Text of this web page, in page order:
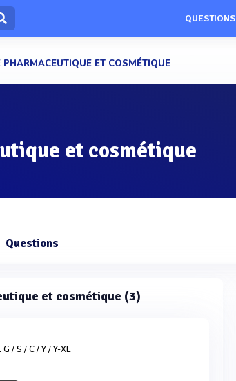
QUESTIONS
PHARMACEUTIQUE ET COSMÉTIQUE
et cosmétique
Questions
et cosmétique (3)
G / S / C / Y / Y-XE